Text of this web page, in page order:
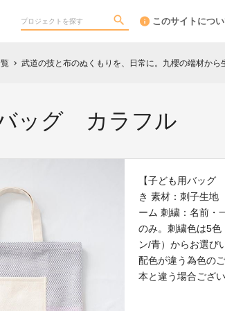
このサイトにつ
chevron_right 武道の技と布のぬくもりを、日常に。九櫻の端材から
ッグ カラフル
【子ども用バッグ
き 素材：刺子生
ーム 刺繍：名前・
のみ。刺繍色は5色
ン/青）からお選び
配色が違う為色の
本と違う場合ござい